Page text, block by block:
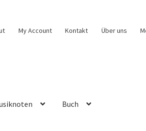
My Account Kontakt Über uns
Buch